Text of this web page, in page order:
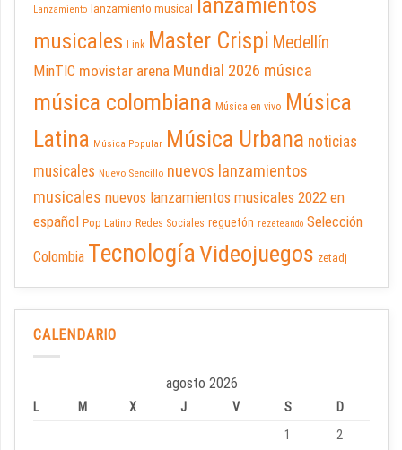
Lanzamiento lanzamiento musical
lanzamientos
musicales Link Master Crispi Medellín
MinTIC movistar arena Mundial 2026 música
música colombiana Música en vivo Música
Latina Música Popular Música Urbana noticias
musicales Nuevo Sencillo nuevos lanzamientos
musicales nuevos lanzamientos musicales 2022 en
español Pop Latino Redes Sociales reguetón rezeteando Selección
Colombia TecnologíaVideojuegos zetadj
CALENDARIO
agosto 2026
L M X J V S
D
1
2